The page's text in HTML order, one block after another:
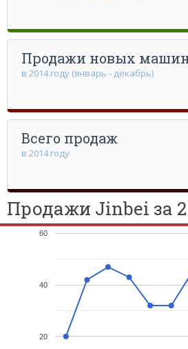
Продажи новых
в 2014 году (январь - декабрь)
Всего продаж
в 2014 году
Продажи Jinbei за
20
40
60